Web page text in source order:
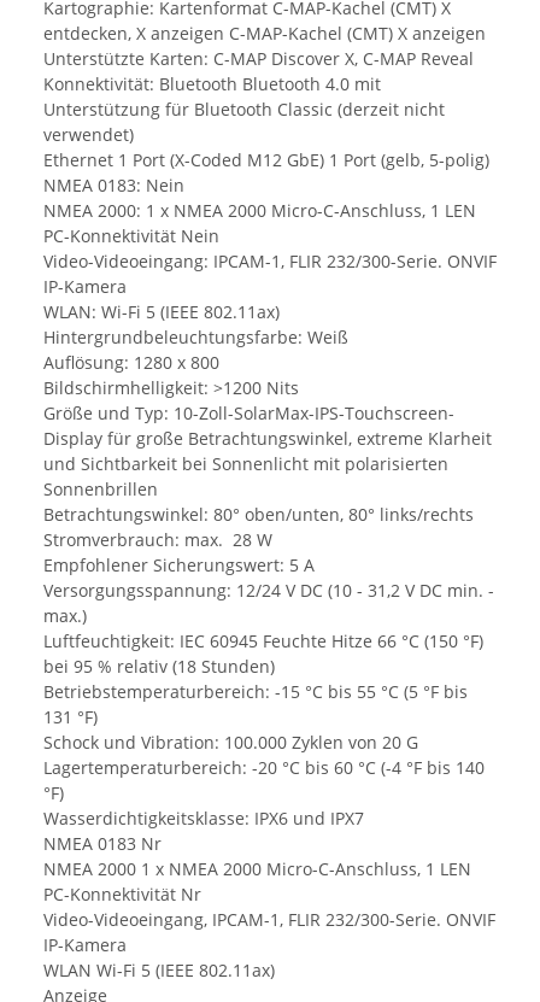
Kartographie: Kartenformat C-MAP-Kachel (CMT) X
entdecken, X anzeigen C-MAP-Kachel (CMT) X anzeigen
Unterstützte Karten: C-MAP Discover X, C-MAP Reveal
Konnektivität: Bluetooth Bluetooth 4.0 mit
Unterstützung für Bluetooth Classic (derzeit nicht
verwendet)
Ethernet 1 Port (X-Coded M12 GbE) 1 Port (gelb, 5-polig)
NMEA 0183: Nein
NMEA 2000: 1 x NMEA 2000 Micro-C-Anschluss, 1 LEN
PC-Konnektivität Nein
Video-Videoeingang: IPCAM-1, FLIR 232/300-Serie. ONVIF
IP-Kamera
WLAN: Wi-Fi 5 (IEEE 802.11ax)
Hintergrundbeleuchtungsfarbe: Weiß
Auflösung: 1280 x 800
Bildschirmhelligkeit: >1200 Nits
Größe und Typ: 10-Zoll-SolarMax-IPS-Touchscreen-
Display für große Betrachtungswinkel, extreme Klarheit
und Sichtbarkeit bei Sonnenlicht mit polarisierten
Sonnenbrillen
Betrachtungswinkel: 80° oben/unten, 80° links/rechts
Stromverbrauch: max. 28 W
Empfohlener Sicherungswert: 5 A
Versorgungsspannung: 12/24 V DC (10 - 31,2 V DC min. -
max.)
Luftfeuchtigkeit: IEC 60945 Feuchte Hitze 66 °C (150 °F)
bei 95 % relativ (18 Stunden)
Betriebstemperaturbereich: -15 °C bis 55 °C (5 °F bis
131 °F)
Schock und Vibration: 100.000 Zyklen von 20 G
Lagertemperaturbereich: -20 °C bis 60 °C (-4 °F bis 140
°F)
Wasserdichtigkeitsklasse: IPX6 und IPX7
NMEA 0183 Nr
NMEA 2000 1 x NMEA 2000 Micro-C-Anschluss, 1 LEN
PC-Konnektivität Nr
Video-Videoeingang, IPCAM-1, FLIR 232/300-Serie. ONVIF
IP-Kamera
WLAN Wi-Fi 5 (IEEE 802.11ax)
Anzeige